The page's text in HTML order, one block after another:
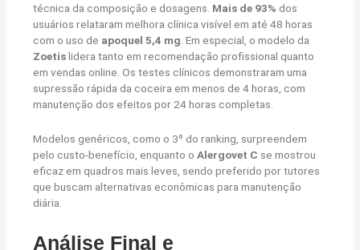
técnica da composição e dosagens. Mais de 93% dos
usuários relataram melhora clínica visível em até 48 horas
com o uso de apoquel 5,4 mg . Em especial, o modelo da
Zoetislidera tanto em recomendação profissional quanto
em vendas online. Os testes clínicos demonstraram uma
supressão rápida da coceira em menos de 4 horas, com
manutenção dos efeitos por 24 horas completas.
Modelos genéricos, como o 3º do ranking, surpreendem
pelo custo-benefício, enquanto oAlergovet C se mostrou
eficaz em quadros mais leves, sendo preferido por tutores
que buscam alternativas econômicas para manutenção
diária.
Análise Final e